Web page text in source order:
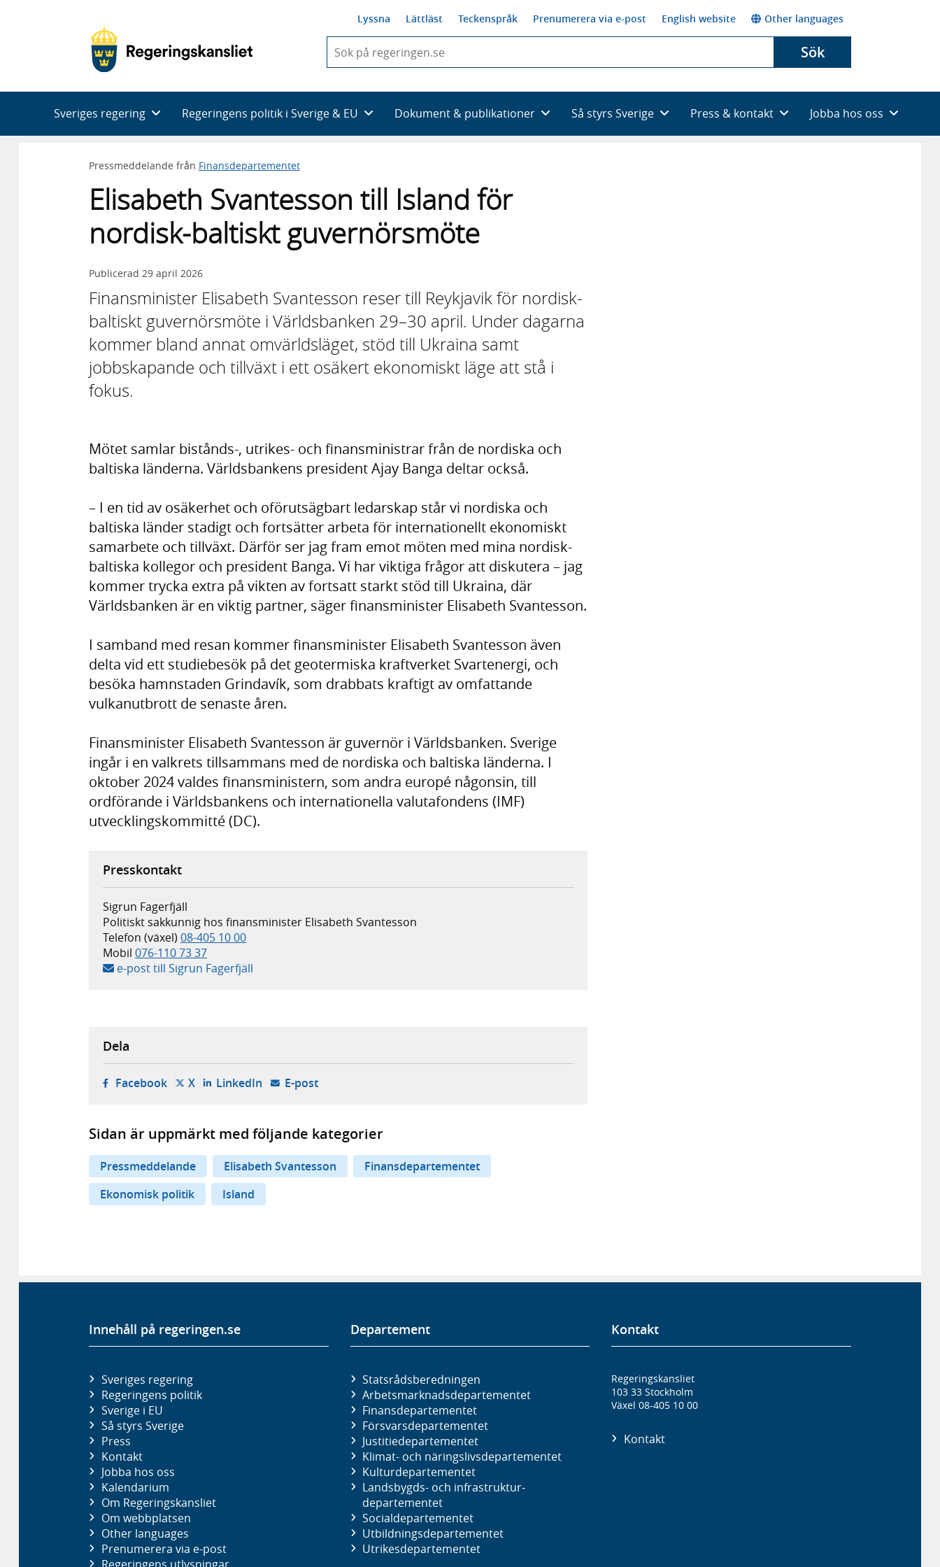
Lyssna Lättläst Teckenspråk Prenumerera via e-post English website Other languages
du
skriva
framträder
en
Sök
Sveriges regering Regeringens politik i Sverige & EU Dokument & publikationer Så styrs Sverige Press & kontakt Jobba hos oss
Pressmeddelande från Finansdepartementet
Elisabeth Svantesson till Island för
nordisk-baltiskt guvernörsmöte
Publicerad 29 april 2026
Finansminister Elisabeth Svantesson reser till Reykjavik för nordisk-
baltiskt guvernörsmöte i Världsbanken 29–30 april. Under dagarna
kommer bland annat omvärldsläget, stöd till Ukraina samt
jobbskapande och tillväxt i ett osäkert ekonomiskt läge att stå i
fokus.
Mötet samlar bistånds-, utrikes- och finansministrar från de nordiska och
baltiska länderna. Världsbankens president Ajay Banga deltar också.
– I en tid av osäkerhet och oförutsägbart ledarskap står vi nordiska och
baltiska länder stadigt och fortsätter arbeta för internationellt ekonomiskt
samarbete och tillväxt. Därför ser jag fram emot möten med mina nordisk-
baltiska kollegor och president Banga. Vi har viktiga frågor att diskutera – jag
kommer trycka extra på vikten av fortsatt starkt stöd till Ukraina, där
Världsbanken är en viktig partner, säger finansminister Elisabeth Svantesson.
I samband med resan kommer finansminister Elisabeth Svantesson även
delta vid ett studiebesök på det geotermiska kraftverket Svartenergi, och
besöka hamnstaden Grindavík, som drabbats kraftigt av omfattande
vulkanutbrott de senaste åren.
Finansminister Elisabeth Svantesson är guvernör i Världsbanken. Sverige
ingår i en valkrets tillsammans med de nordiska och baltiska länderna. I
oktober 2024 valdes finansministern, som andra europé någonsin, till
ordförande i Världsbankens och internationella valutafondens (IMF)
utvecklingskommitté (DC).
Presskontakt
Sigrun Fagerfjäll
Politiskt sakkunnig hos finansminister Elisabeth Svantesson
Telefon (växel) 08-405 10 00
Mobil 076-110 73 37
e-post till Sigrun Fagerfjäll
Dela
Facebook- öppnas i ny flik, extern webbplats,
X- öppnas i ny flik, extern webbplats,
LinkedIn- öppnas i ny flik, extern webbplats,
E-post- öppnar din e-postklient,
Sidan är uppmärkt med följande kategorier
Pressmeddelande Elisabeth Svantesson
Finansdepartementet
Ekonomisk politik
Island
Innehåll på regeringen.se
Sveriges regering
Regeringens politik
Sverige i EU
Så styrs Sverige
Press
Kontakt
Jobba hos oss
Kalendarium
Om Regeringskansliet
Om webbplatsen
Other languages
Prenumerera via e-post
Departement
Statsrådsberedningen
Arbetsmarknads­departementet
Finans­departementet
Försvars­departementet
Justitie­departementet
Klimat- och näringslivs­departementet
Kultur­departementet
Landsbygds- och infrastruktur­
departementet
Social­departementet
Utbildnings­departementet
Utrikes­departementet
Kontakt
Regeringskansliet
103 33 Stockholm
Växel 08-405 10 00
Kontakt